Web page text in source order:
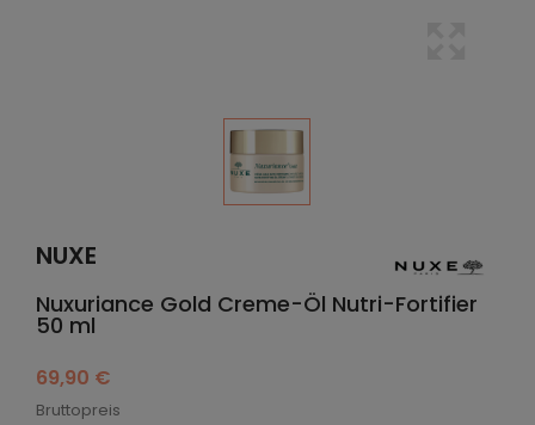
NUXE
Nuxuriance Gold Creme-Öl Nutri-Fortifier
50 ml
69,90 €
Bruttopreis